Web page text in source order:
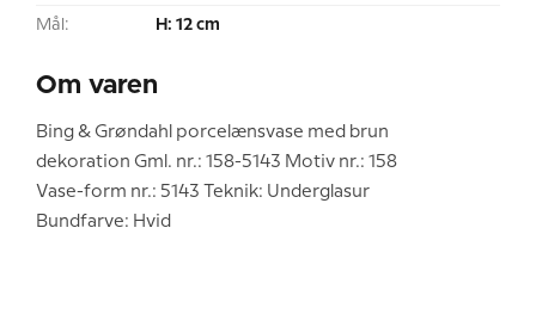
Mål: H: 12 cm
Om varen
Bing & Grøndahl porcelænsvase med brun
dekoration Gml. nr.: 158-5143 Motiv nr.: 158
Vase-form nr.: 5143 Teknik: Underglasur
Bundfarve: Hvid